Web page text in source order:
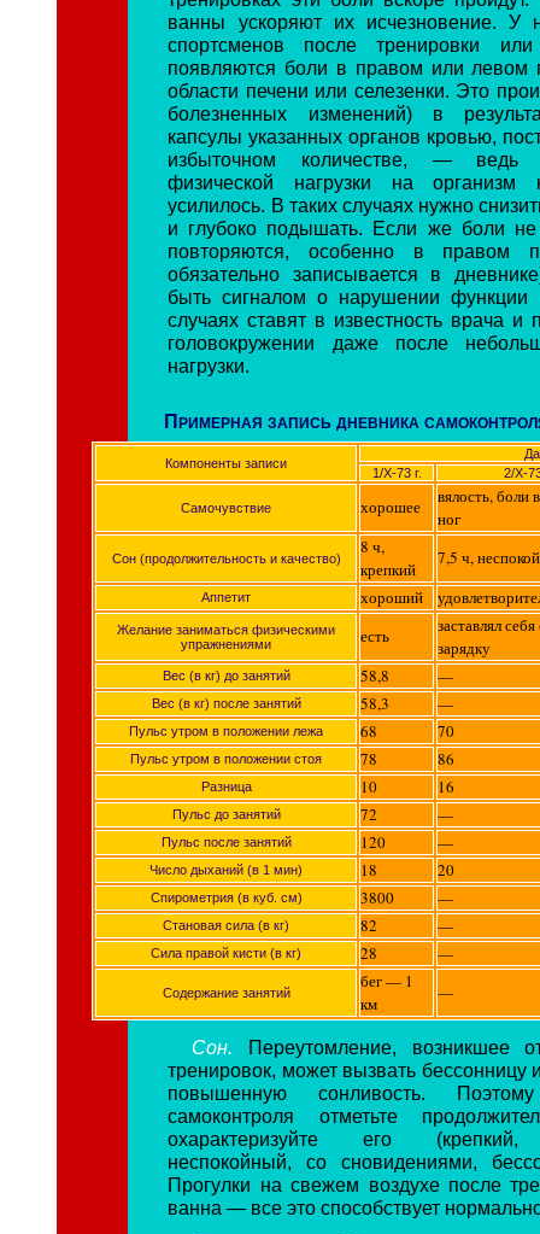
ванны ускоряют их исчезновение. У
спортсменов после тренировки
появляются боли в правом или
области печени или селезенки. Это
болезненных изменений) в
капсулы указанных органов кровью,
избыточном количестве, — ведь
физической нагрузки на организм
усилилось. В таких случаях нужно
и глубоко подышать. Если же боли не
повторяются, особенно в правом
обязательно записывается в
быть сигналом о нарушении функции
случаях ставят в известность врача и
головокружении даже после
нагрузки.
Примерная запись дневника
Компоненты записи
1/Х-73 г.
2/Х-
Самочувствие хорошее
вялость, боли
ног
Сон (продолжительность и качество)
8 ч,
крепкий
7,5 ч,
Аппетит хороший
Желание заниматься физическими
упражнениями
есть
заставлял
зарядку
Вес (в кг) до занятий 58,8 —
Вес (в кг) после занятий 58,3 —
Пульс утром в положении лежа 68 70
Пульс утром в положении стоя 78 86
Разница 10 16
Пульс до занятий 72 —
Пульс после занятий 120 —
Число дыханий (в 1 мин) 18 20
Спирометрия (в куб. см) 3800 —
Становая сила (в кг) 82 —
Сила правой кисти (в кг) 28 —
Содержание занятий
бег — 1
км
—
Сон. Переутомление, возникшее
тренировок, может вызвать бессонницу
повышенную сонливость.
самоконтроля отметьте
охарактеризуйте его (крепкий,
неспокойный, со сновидениями,
Прогулки на свежем воздухе после
ванна — все это способствует